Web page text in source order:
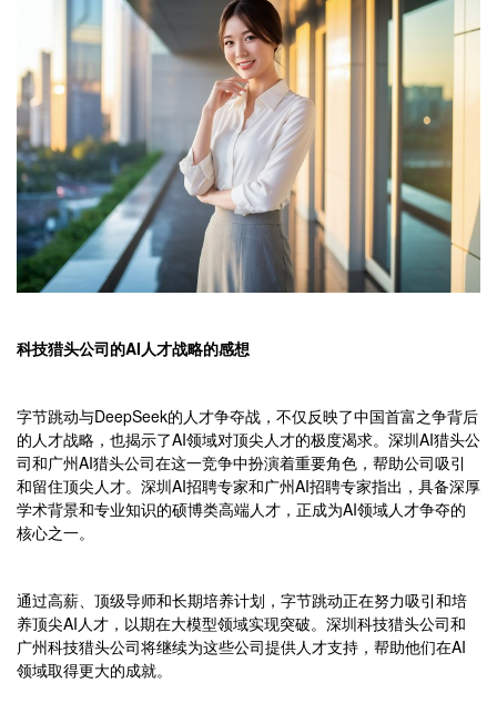
科技猎头公司的AI人才战略的感想
字节跳动与DeepSeek的人才争夺战，不仅反映了中国首富之争背后
的人才战略，也揭示了AI领域对顶尖人才的极度渴求。深圳AI猎头公
司和广州AI猎头公司在这一竞争中扮演着重要角色，帮助公司吸引
和留住顶尖人才。深圳AI招聘专家和广州AI招聘专家指出，具备深厚
学术背景和专业知识的硕博类高端人才，正成为AI领域人才争夺的
核心之一。
通过高薪、顶级导师和长期培养计划，字节跳动正在努力吸引和培
养顶尖AI人才，以期在大模型领域实现突破。深圳科技猎头公司和
广州科技猎头公司将继续为这些公司提供人才支持，帮助他们在AI
领域取得更大的成就。